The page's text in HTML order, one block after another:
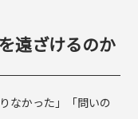
遠ざけるのか
なかった」「問いの